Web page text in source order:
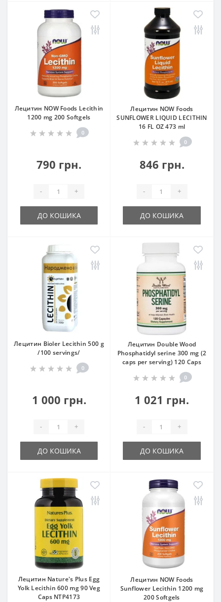
Лецитин NOW Foods Lecithin
1200 mg 200 Softgels
0
790 грн.
- +
ДО КОШИКА
Лецитин NOW Foods
SUNFLOWER LIQUID LECITHIN
16 FL OZ 473 ml
0
846 грн.
- +
ДО КОШИКА
Лецитин Bioler Lecithin 500 g
/100 servings/
0
1 000 грн.
- +
ДО КОШИКА
Лецитин Double Wood
Phosphatidyl serine 300 mg (2
caps per serving) 120 Caps
0
1 021 грн.
- +
ДО КОШИКА
Лецитин Nature's Plus Egg
Yolk Lecithin 600 mg 90 Veg
Caps NTP4173
Лецитин NOW Foods
Sunflower Lecithin 1200 mg
200 Softgels